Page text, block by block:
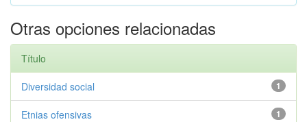
Otras opciones relacionadas
Título
1
Diversidad social
1
Etnias ofensivas